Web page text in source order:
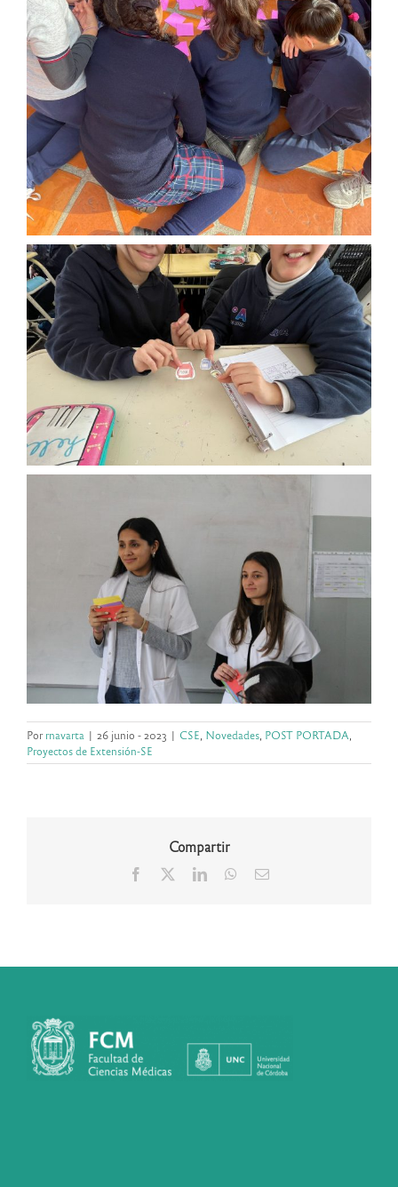
Porrnavarta | 26 junio - 2023 | CSE, Novedades, POST PORTADA,
Proyectos de Extensión-SE
Compartir
Facebook LinkedInWhatsApp
Correo